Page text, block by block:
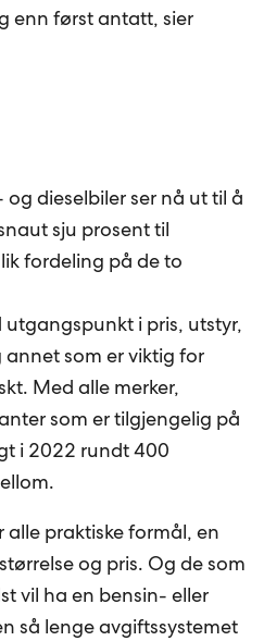
enn først antatt, sier
dieselbiler ser nå ut til å
sju prosent til
fordeling på de to
i pris, utstyr,
annet som er viktig for
Med alle merker,
som er tilgjengelig på
i 2022 rundt 400
praktiske formål, en
og pris. Og de som
vil ha en bensin- eller
så lenge avgiftssystemet